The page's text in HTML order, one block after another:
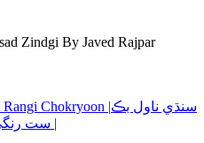
Zindgi By Javed Rajpar